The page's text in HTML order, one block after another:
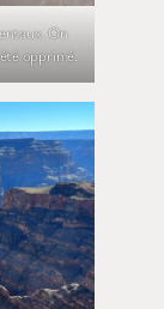
On
opprimé.